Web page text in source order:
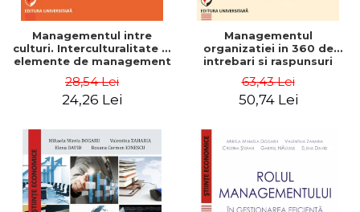
Managementul intre
culturi. Interculturalitate si
elemente de management
Dumitrascu
28,54 Lei
24,26 Lei
Managementul
organizatiei in 360 de
intrebari si raspunsuri
63,43 Lei
50,74 Lei